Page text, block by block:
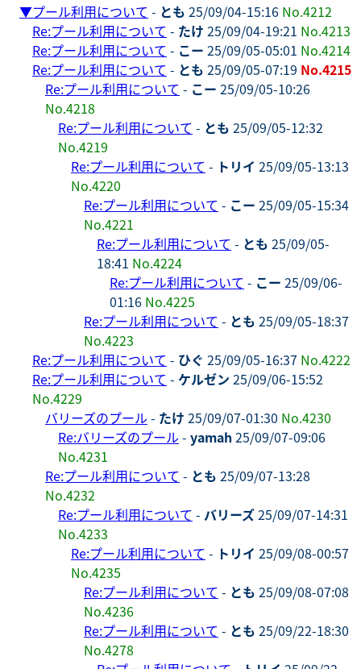
▼プール利用について - とも 25/09/04-15:16 No.4212
Re:プール利用について - たけ 25/09/04-19:21 No.4213
Re:プール利用について - こー 25/09/05-05:01 No.4214
Re:プール利用について - とも 25/09/05-07:19 No.4215
Re:プール利用について - こー 25/09/05-10:26
No.4218
Re:プール利用について - とも 25/09/05-12:32
No.4219
Re:プール利用について - トリイ 25/09/05-13:13
No.4220
Re:プール利用について - こー 25/09/05-15:34
No.4221
Re:プール利用について - とも 25/09/05-
18:41 No.4224
Re:プール利用について - こー 25/09/06-
01:16 No.4225
Re:プール利用について - とも 25/09/05-18:37
No.4223
Re:プール利用について - ひぐ 25/09/05-16:37 No.4222
Re:プール利用について - ケルゼン 25/09/06-15:52
No.4229
バリーズのプール - たけ 25/09/07-01:30 No.4230
Re:バリーズのプール - yamah 25/09/07-09:06
No.4231
Re:プール利用について - とも 25/09/07-13:28
No.4232
Re:プール利用について - バリーズ25/09/07-14:31
No.4233
Re:プール利用について - トリイ 25/09/08-00:57
No.4235
Re:プール利用について - とも 25/09/08-07:08
No.4236
Re:プール利用について - とも 25/09/22-18:30
No.4278